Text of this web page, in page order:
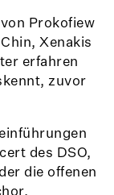
Prokofiew
Xenakis
erfahren
zuvor
des DSO,
die offenen